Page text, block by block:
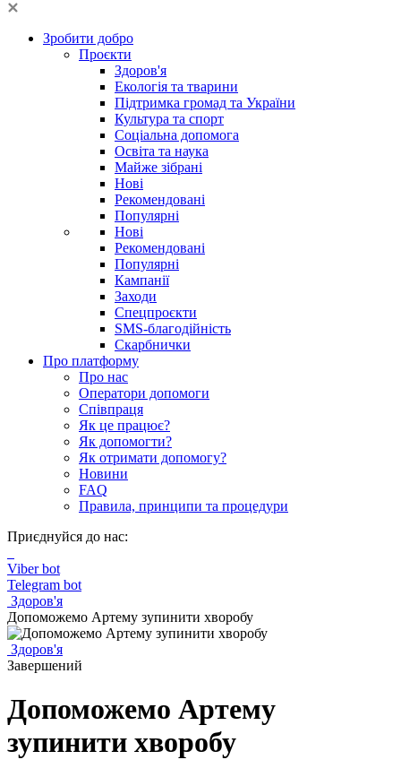
Зробити добро
Проєкти
Здоров'я
Екологія та тварини
Підтримка громад та України
Культура та спорт
Соціальна допомога
Освіта та наука
Майже зібрані
Нові
Рекомендовані
Популярні
Нові
Рекомендовані
Популярні
Кампанії
Заходи
Спецпроєкти
SMS-благодійність
Скарбнички
Про платформу
Про нас
Оператори допомоги
Співпраця
Як це працює?
Як допомогти?
Як отримати допомогу?
Новини
FAQ
Правила, принципи та процедури
Приєднуйся до нас:
Viber bot
Telegram bot
Здоров'я
Допоможемо Артему зупинити хворобу
Здоров'я
Завершений
Допоможемо Артему
зупинити хворобу